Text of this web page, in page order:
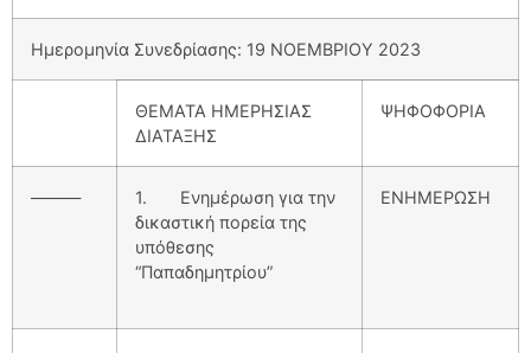
Ημερομηνία Συνεδρίασης: 19 ΝΟΕΜΒΡΙΟΥ 2023
ΘΕΜΑΤΑ ΗΜΕΡΗΣΙΑΣ
ΔΙΑΤΑΞΗΣ
ΨΗΦΟΦΟΡΙΑ
———
1. Ενημέρωση για την
δικαστική πορεία της
υπόθεσης
“Παπαδημητρίου”
ΕΝΗΜΕΡΩΣΗ